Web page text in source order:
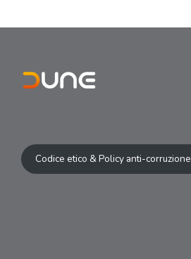
Codice etico & Policy anti-corruzione